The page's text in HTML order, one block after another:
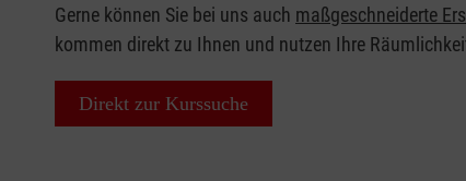
Gerne können Sie bei uns auch maßgeschneiderte
kommen direkt zu Ihnen und nutzen Ihre
Direkt zur Kurssuche